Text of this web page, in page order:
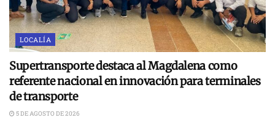
LOCALÍA
Supertransporte destaca al Magdalena como
referente nacional en innovación para terminales
de transporte
5 DE AGOSTO DE 2026